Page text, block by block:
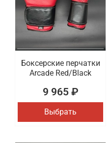
Боксерские перчатки
Arcade Red/Black
9 965 ₽
Выбрать